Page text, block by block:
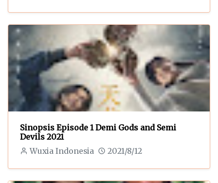
Sinopsis Episode 1 Demi Gods and Semi
Devils 2021
Wuxia Indonesia 2021/8/12